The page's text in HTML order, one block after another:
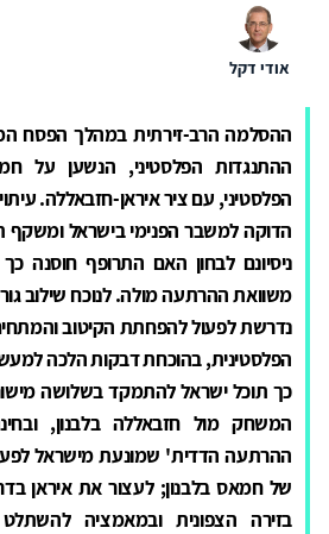
אודי דקל
ההסלמה הרב-זירתית במהלך הפסח
ההתנגדות הפלסטיני, הנשען על
הפלסטיני, עם ציר איראן-חזבאללה.
הדוקה למשבר הפנימי בישראל ומשקף
ניסיונם לבחון האם התרופף חוסנה
משוואת ההרתעה מולה. לנוכח שילוב
נדרשת לפעול להפחתת הקיטוב
הפלסטינית, בהוכחת דבקות הלכה
כך תוכל ישראל להתמקד בשלושה
המשחק מול חזבאללה בלבנון,
ההרתעה הדדית' שמונעת מישראל
של חמאס בלבנון; לעצור את איראן
בזירה הצפונית ובמאמציה